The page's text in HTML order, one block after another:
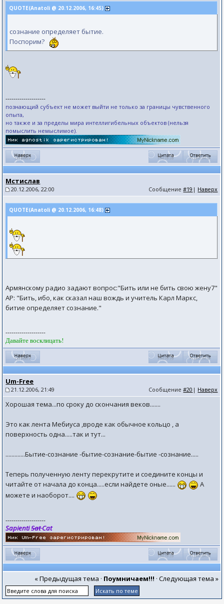
QUOTE(Anatoli @ 20.12.2006, 16:45)
сознание определяет бытие.
Поспорим?
--------------------
познающий субъект не может выйти не только за границы чувственного
опыта,
но также и за пределы мира интеллигибельных объектов (нельзя
помыслить немыслимое).
Мстислав
20.12.2006, 22:00 Сообщение#19 | Наверх
QUOTE(Anatoli @ 20.12.2006, 16:48)
Армянскому радио задают вопрос:"Бить или не бить свою жену7"
АР: "Бить, ибо, как сказал наш вождь и учитель Карл Маркс,
битие определяет сознание."
--------------------
Давайте восклицать!
Um-Free
21.12.2006, 21:49 Сообщение#20 | Наверх
Хорошая тема...по сроку до скончания веков.......
Это как лента Мебиуса ,вроде как обычное кольцо , а
поверхность одна.....так и тут...
.............Бытие-сознание -бытие-сознание-бытие -сознание.....
Теперь полученную ленту перекрутите и соедините концы и
читайте от начала до конца.....если найдете оные......
А
можете и наоборот....
--------------------
SapientiSatCat
« Предыдущая тема · Поумничаем!!! · Следующая тема »